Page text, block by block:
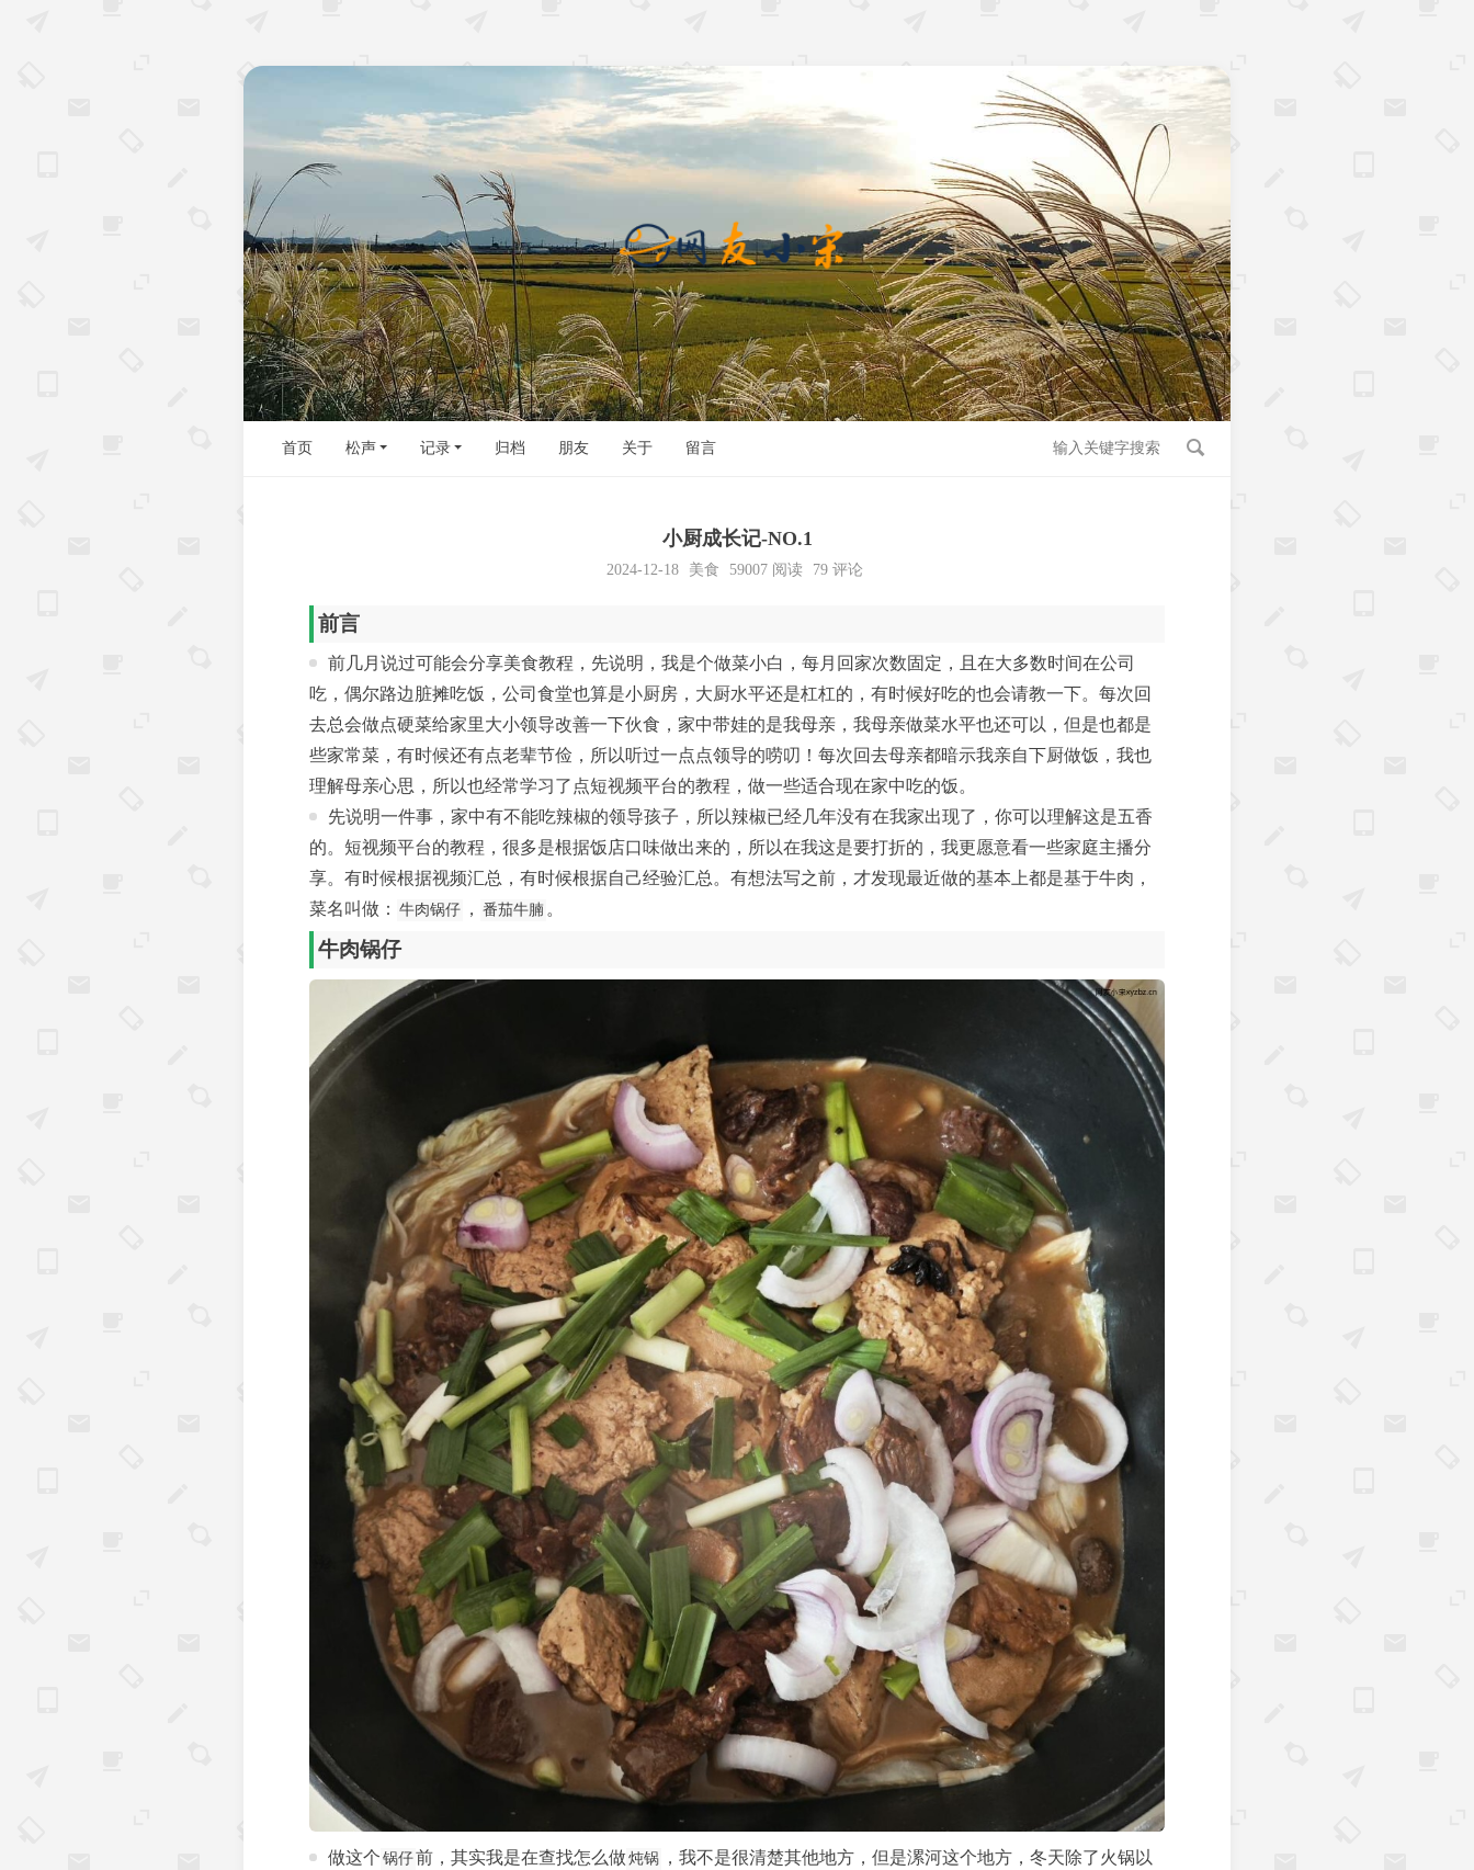
首页 松声 记录 归档 朋友 关于 留言
小厨成长记-NO.1
2024-12-18 美食 59007阅读 79 评论
前言
前几月说过可能会分享美食教程，先说明，我是个做菜小白，每月回家次数固定，且在大多数时间在公司
吃，偶尔路边脏摊吃饭，公司食堂也算是小厨房，大厨水平还是杠杠的，有时候好吃的也会请教一下。每次回
去总会做点硬菜给家里大小领导改善一下伙食，家中带娃的是我母亲，我母亲做菜水平也还可以，但是也都是
些家常菜，有时候还有点老辈节俭，所以听过一点点领导的唠叨！每次回去母亲都暗示我亲自下厨做饭，我也
理解母亲心思，所以也经常学习了点短视频平台的教程，做一些适合现在家中吃的饭。
先说明一件事，家中有不能吃辣椒的领导孩子，所以辣椒已经几年没有在我家出现了，你可以理解这是五香
的。短视频平台的教程，很多是根据饭店口味做出来的，所以在我这是要打折的，我更愿意看一些家庭主播分
享。有时候根据视频汇总，有时候根据自己经验汇总。有想法写之前，才发现最近做的基本上都是基于牛肉，
菜名叫做： 牛肉锅仔 ， 番茄牛腩 。
牛肉锅仔
做这个锅仔前，其实我是在查找怎么做炖锅 ，我不是很清楚其他地方，但是漯河这个地方，冬天除了火锅以